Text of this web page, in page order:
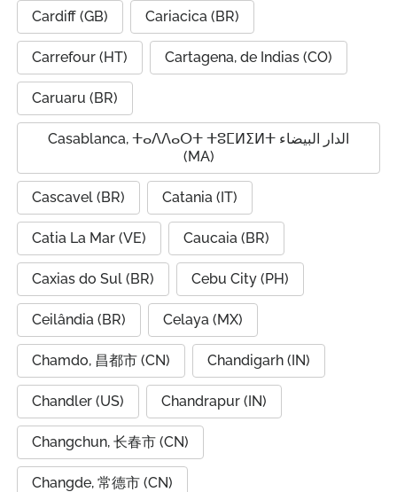
Cardiff (GB) Cariacica (BR)
Carrefour (HT) Cartagena, de Indias (CO)
Caruaru (BR)
Casablanca, ⵜⴰⴷⴷⴰⵔⵜ ⵜⵓⵎⵍⵉⵍⵜ الدار البيضاء
(MA)
Cascavel (BR) Catania (IT)
Catia La Mar (VE) Caucaia (BR)
Caxias do Sul (BR) Cebu City (PH)
Ceilândia (BR) Celaya (MX)
Chamdo, 昌都市 (CN) Chandigarh (IN)
Chandler (US) Chandrapur (IN)
Changchun, 长春市 (CN)
Changde, 常德市 (CN)